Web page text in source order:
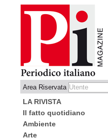
Area Riservata
LA RIVISTA
Il fatto quotidiano
Ambiente
Arte